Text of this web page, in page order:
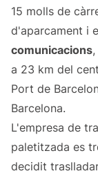
15 molls de
d'aparcament i
comunicacions
a 23 km del
Port de
Barcelona.
L'empresa de
paletitzada es
decidit